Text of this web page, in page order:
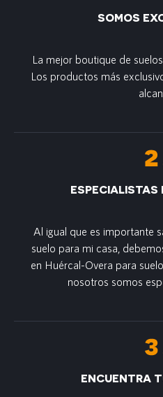
SOMOS
La mejor boutique de
Los productos más
ESPECIALISTAS
Al igual que es importante
suelo para mi casa,
en Huércal-Overa para
nosotros somos
ENCUENTRA